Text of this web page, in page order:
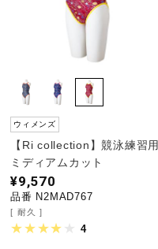
ウィメンズ
【Ri collection】競泳練習用
ミディアムカット
¥9,570
品番 N2MAD767
耐久
4